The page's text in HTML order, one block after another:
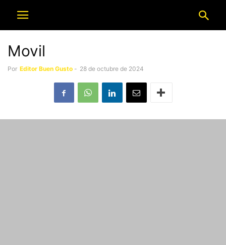
Movil
Por Editor Buen Gusto - 28 de octubre de 2024